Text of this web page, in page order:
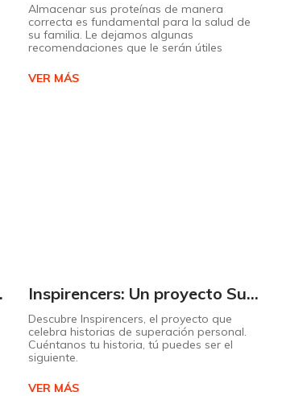
Almacenar sus proteínas de manera
correcta es fundamental para la salud de
su familia. Le dejamos algunas
recomendaciones que le serán útiles
VER MÁS
a paso Inspirencers: Un proyecto Supermaxi que invita a ser parte del cambio.
Descubre Inspirencers, el proyecto que
celebra historias de superación personal.
Cuéntanos tu historia, tú puedes ser el
siguiente.
VER MÁS